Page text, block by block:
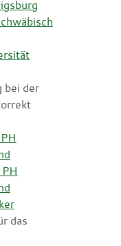
bei der
das